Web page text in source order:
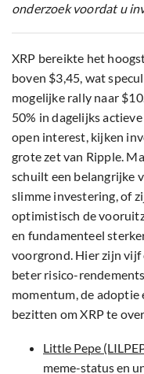
onderzoek voordat u
XRP bereikte het
boven $3,45, wat
mogelijke rally naar
50% in dagelijks
open interest, kijken
grote zet van Ripple.
schuilt een belangrijke
slimme investering, of
optimistisch de
en fundamenteel
voorgrond. Hier zijn
beter risico-
momentum, de
bezitten om XRP te
Little Pepe
meme-status en